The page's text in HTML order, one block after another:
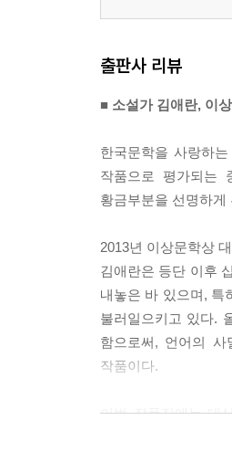
출판사 리뷰
■ 소설가 김애란, 이
한국문학을 사랑하
작품으로 평가되는
황금부분을 선명하
2013년 이상문학상
김애란은 등단 이후
내놓은 바 있으며, 특
불러일으키고 있다.
함으로써, 언어의
작품이다.
이번 작품집에는 대